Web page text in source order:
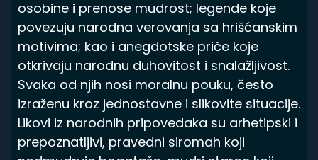
osobine i prenose mudrost; legende koje
povezuju narodna verovanja sa hrišćanskim
motivima; kao i anegdotske priče koje
otkrivaju narodnu duhovitost i snalažljivost.
Svaka od njih nosi moralnu pouku, često
izraženu kroz jednostavne i slikovite situacije.
Likovi iz narodnih pripovedaka su arhetipski i
prepoznatljivi, pravedni siromah koji